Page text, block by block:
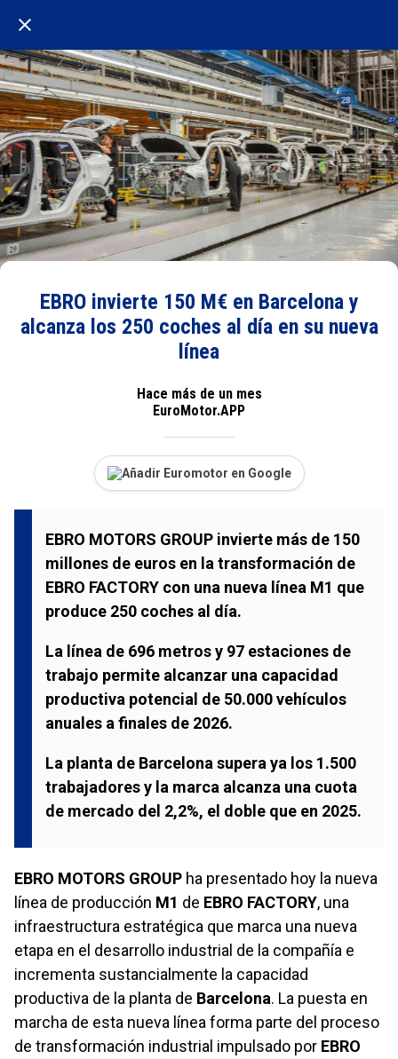
EBRO invierte 150 M€ en Barcelona y
alcanza los 250 coches al día en su nueva
línea
Hace más de un mes
EuroMotor.APP
Añadir Euromotor en Google
EBRO MOTORS GROUP invierte más de 150
millones de euros en la transformación de
EBRO FACTORY con una nueva línea M1 que
produce 250 coches al día.
La línea de 696 metros y 97 estaciones de
trabajo permite alcanzar una capacidad
productiva potencial de 50.000 vehículos
anuales a finales de 2026.
La planta de Barcelona supera ya los 1.500
trabajadores y la marca alcanza una cuota
de mercado del 2,2%, el doble que en 2025.
EBRO MOTORS GROUP ha presentado hoy la nueva
línea de producción M1 de EBRO FACTORY, una
infraestructura estratégica que marca una nueva
etapa en el desarrollo industrial de la compañía e
incrementa sustancialmente la capacidad
productiva de la planta de Barcelona. La puesta en
marcha de esta nueva línea forma parte del proceso
de transformación industrial impulsado por EBRO